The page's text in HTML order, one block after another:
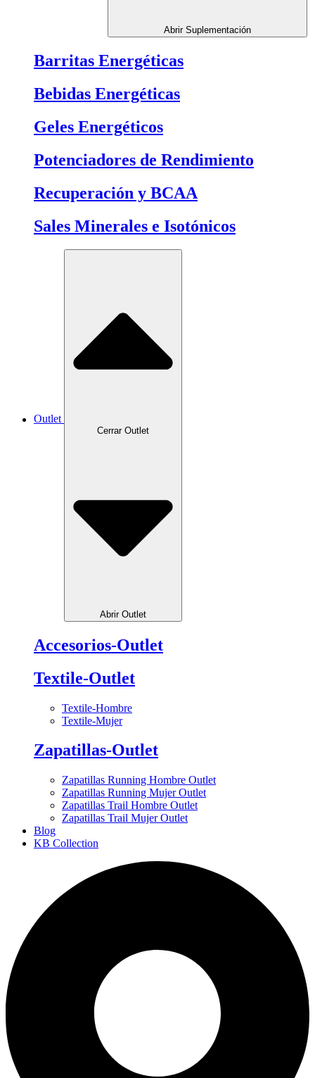
Abrir Suplementación
Barritas Energéticas
Bebidas Energéticas
Geles Energéticos
Potenciadores de Rendimiento
Recuperación y BCAA
Sales Minerales e Isotónicos
Outlet
Cerrar Outlet
Abrir Outlet
Accesorios-Outlet
Textile-Outlet
Textile-Hombre
Textile-Mujer
Zapatillas-Outlet
Zapatillas Running Hombre Outlet
Zapatillas Running Mujer Outlet
Zapatillas Trail Hombre Outlet
Zapatillas Trail Mujer Outlet
Blog
KB Collection